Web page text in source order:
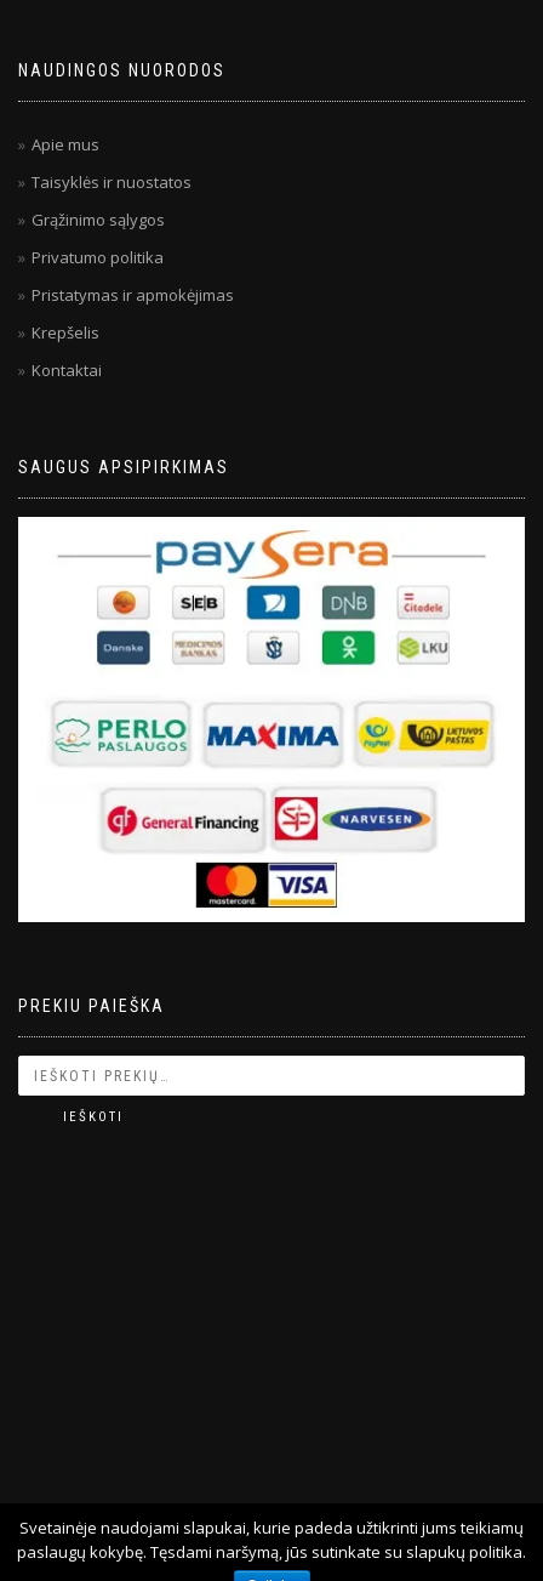
NAUDINGOS NUORODOS
Apie mus
Taisyklės ir nuostatos
Grąžinimo sąlygos
Privatumo politika
Pristatymas ir apmokėjimas
Krepšelis
Kontaktai
SAUGUS APSIPIRKIMAS
PREKIU PAIEŠKA
IEŠKOTI
© 2026 EGUSO.LT
Svetainėje naudojami slapukai, kurie padeda užtikrinti jums teikiamų
paslaugų kokybę. Tęsdami naršymą, jūs sutinkate su slapukų politika.